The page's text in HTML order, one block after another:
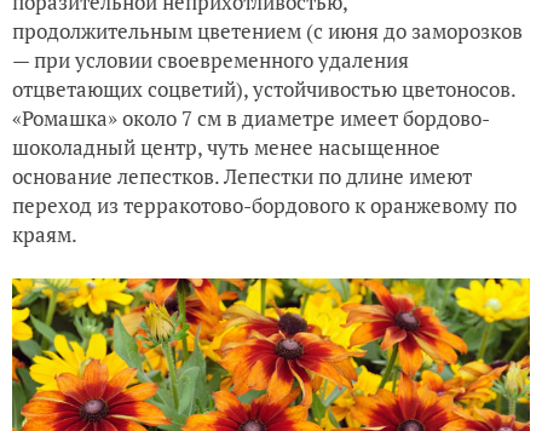
продолжительным цветением (с июня до заморозков
— при условии своевременного удаления
отцветающих соцветий), устойчивостью цветоносов.
«Ромашка» около 7 см в диаметре имеет бордово-
шоколадный центр, чуть менее насыщенное
основание лепестков. Лепестки по длине имеют
переход из терракотово-бордового к оранжевому по
краям.